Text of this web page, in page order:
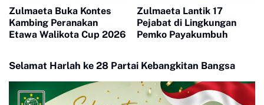
Zulmaeta Buka Kontes
Kambing Peranakan
Etawa Walikota Cup 2026
Zulmaeta Lantik 17
Pejabat di Lingkungan
Pemko Payakumbuh
Selamat Harlah ke 28 Partai Kebangkitan Bangsa